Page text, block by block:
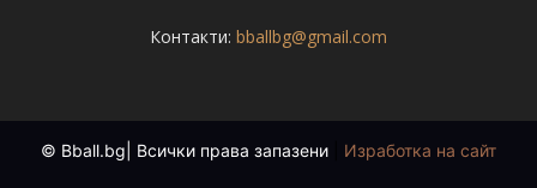
Контакти: bballbg@gmail.com
© Bball.bg| Всички права запазени Изработка на сайт